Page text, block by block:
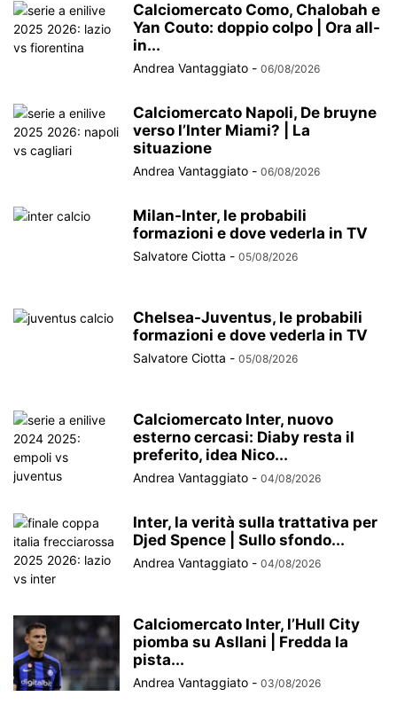
Calciomercato Como, Chalobah e
Yan Couto: doppio colpo | Ora all-
in...
Andrea Vantaggiato - 06/08/2026
Calciomercato Napoli, De bruyne
verso l’Inter Miami? | La
situazione
Andrea Vantaggiato - 06/08/2026
Milan-Inter, le probabili
formazioni e dove vederla in TV
Salvatore Ciotta - 05/08/2026
Chelsea-Juventus, le probabili
formazioni e dove vederla in TV
Salvatore Ciotta - 05/08/2026
Calciomercato Inter, nuovo
esterno cercasi: Diaby resta il
preferito, idea Nico...
Andrea Vantaggiato - 04/08/2026
Inter, la verità sulla trattativa per
Djed Spence | Sullo sfondo...
Andrea Vantaggiato - 04/08/2026
Calciomercato Inter, l’Hull City
piomba su Asllani | Fredda la
pista...
Andrea Vantaggiato - 03/08/2026